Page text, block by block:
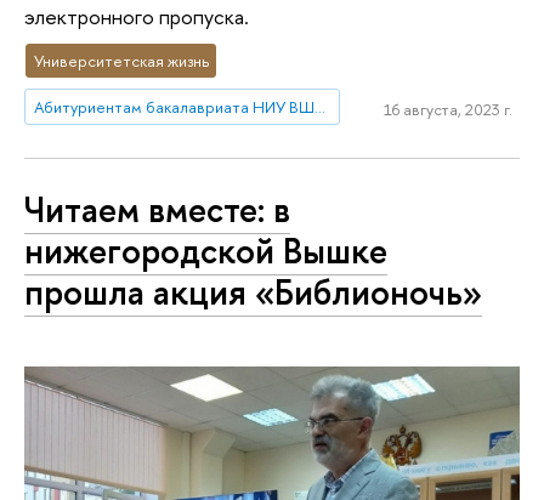
электронного пропуска.
Университетская жизнь
Абитуриентам бакалавриата НИУ ВШЭ—Нижний Новгород 16 августа, 2023 г.
Читаем вместе: в
нижегородской Вышке
прошла акция «Библионочь»